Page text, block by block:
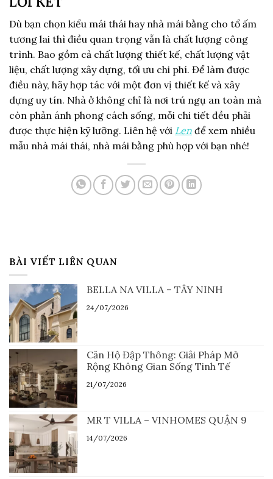
Dù bạn chọn kiểu mái thái hay nhà mái bằng cho tổ ấm
tương lai thì điều quan trọng vẫn là chất lượng công
trình. Bao gồm cả chất lượng thiết kế, chất lượng vật
liệu, chất lượng xây dựng, tối ưu chi phí. Để làm được
điều này, hãy hợp tác với một đơn vị thiết kế và xây
dựng uy tín. Nhà ở không chỉ là nơi trú ngụ an toàn mà
còn phản ánh phong cách sống, mỗi chi tiết đều phải
được thực hiện kỹ lưỡng. Liên hệ với Len để xem nhiều
mẫu nhà mái thái, nhà mái bằng phù hợp với bạn nhé!
BÀI VIẾT LIÊN QUAN
BELLA NA VILLA – TÂY NINH
24/07/2026
Căn Hộ Đập Thông: Giải Pháp Mở
Rộng Không Gian Sống Tinh Tế
21/07/2026
MR T VILLA – VINHOMES QUẬN 9
14/07/2026